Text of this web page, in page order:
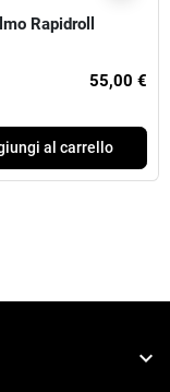
Rapidroll
55,00 €
al carrello
